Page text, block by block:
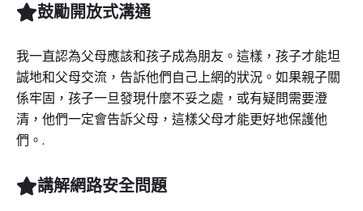
鼓勵開放式溝通
我一直認為父母應該和孩子成為朋友。這樣，孩子才能坦
誠地和父母交流，告訴他們自己上網的狀況。如果親子關
係牢固，孩子一旦發現什麼不妥之處，或有疑問需要澄
清，他們一定會告訴父母，這樣父母才能更好地保護他
們。.
講解網路安全問題